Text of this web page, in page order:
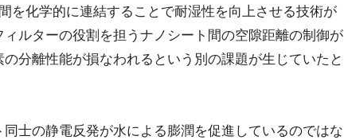
を化学的に連結することで耐湿性を向上させる技術が
ルターの役割を担うナノシート間の空隙距離の制御が
分離性能が損なわれるという別の課題が生じていたと
士の静電反発が水による膨潤を促進しているのではな